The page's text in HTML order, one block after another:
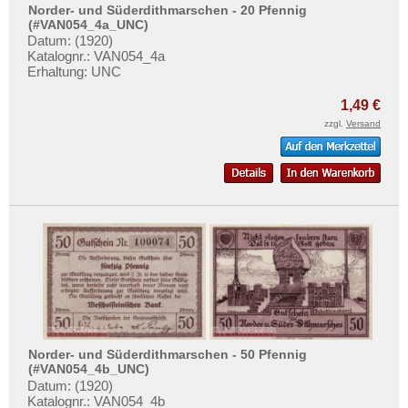
Mehr über...
Zahlungsbedingungen
Privatsphäre und Datenschutz
Norder- und Süderdithmarschen - 20 Pfennig
(#VAN054_4a_UNC)
Datum: (1920)
Katalognr.: VAN054_4a
Erhaltung: UNC
1,49 €
zzgl. Versand
Norder- und Süderdithmarschen - 50 Pfennig
(#VAN054_4b_UNC)
Datum: (1920)
Katalognr.: VAN054_4b